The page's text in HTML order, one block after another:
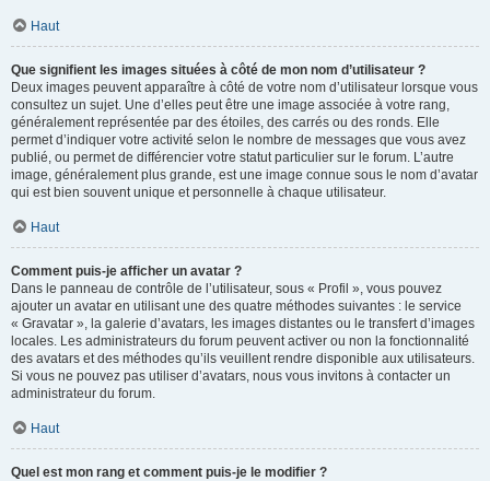
Haut
Que signifient les images situées à côté de mon nom d’utilisateur ?
Deux images peuvent apparaître à côté de votre nom d’utilisateur lorsque vous
consultez un sujet. Une d’elles peut être une image associée à votre rang,
généralement représentée par des étoiles, des carrés ou des ronds. Elle
permet d’indiquer votre activité selon le nombre de messages que vous avez
publié, ou permet de différencier votre statut particulier sur le forum. L’autre
image, généralement plus grande, est une image connue sous le nom d’avatar
qui est bien souvent unique et personnelle à chaque utilisateur.
Haut
Comment puis-je afficher un avatar ?
Dans le panneau de contrôle de l’utilisateur, sous « Profil », vous pouvez
ajouter un avatar en utilisant une des quatre méthodes suivantes : le service
« Gravatar », la galerie d’avatars, les images distantes ou le transfert d’images
locales. Les administrateurs du forum peuvent activer ou non la fonctionnalité
des avatars et des méthodes qu’ils veuillent rendre disponible aux utilisateurs.
Si vous ne pouvez pas utiliser d’avatars, nous vous invitons à contacter un
administrateur du forum.
Haut
Quel est mon rang et comment puis-je le modifier ?